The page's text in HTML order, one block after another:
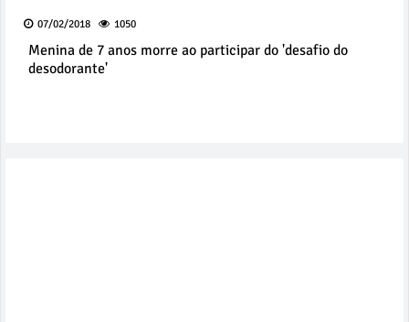
07/02/2018 1050
Menina de 7 anos morre ao participar do 'desafio do
desodorante'